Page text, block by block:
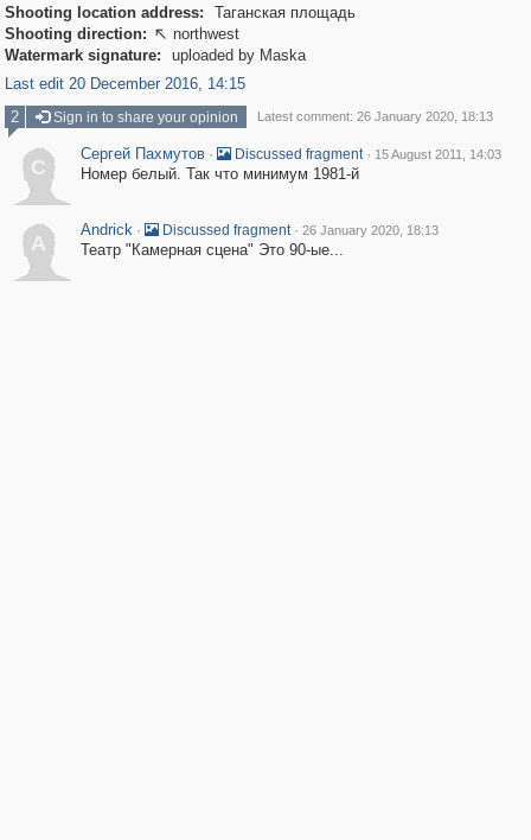
Shooting location address:
Таганская площадь
Shooting direction:  northwest
Watermark signature:
uploaded by Maska
Last edit 20 December 2016, 14:15
2
Sign in to share your opinion Latest comment: 26 January 2020, 18:13
С
Сергей Пахмутов · Discussed fragment · 15 August 2011, 14:03
Номер белый. Так что минимум 1981-й
A
Andrick · Discussed fragment · 26 January 2020, 18:13
Театр "Камерная сцена" Это 90-ые...